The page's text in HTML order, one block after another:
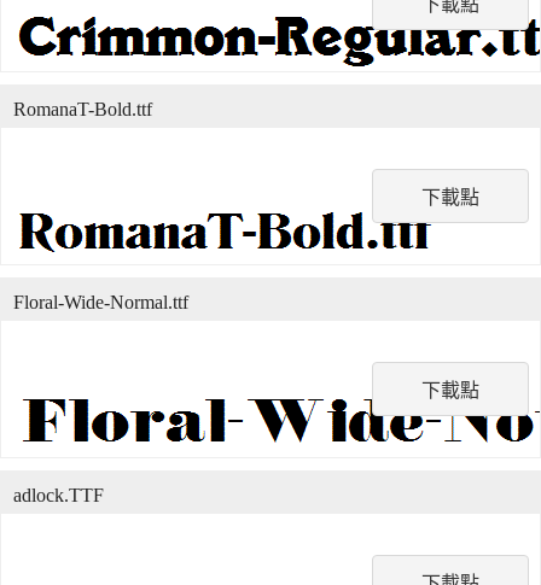
下載點
下載點
RomanaT-Bold.ttf
下載點
Floral-Wide-Normal.ttf
adlock.TTF